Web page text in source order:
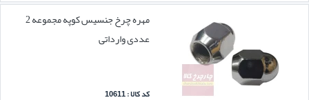
مهره چرخ جنسیس کوپه مجموعه 2
عددی وارداتی
کد کالا : 10611